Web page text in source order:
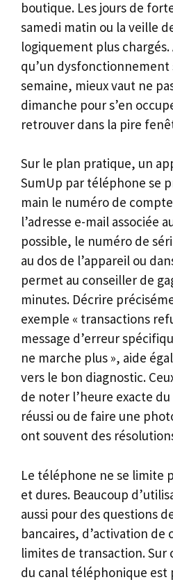
boutique. Les jours de
samedi matin ou la veille
logiquement plus
qu’un dysfonctionnement
semaine, mieux vaut ne
dimanche pour s’en
retrouver dans la pire
Sur le plan pratique, un
SumUp par téléphone se
main le numéro de
l’adresse e-mail associée
possible, le numéro de
au dos de l’appareil ou
permet au conseiller de
minutes. Décrire
exemple « transactions
message d’erreur
ne marche plus », aide
vers le bon diagnostic.
de noter l’heure exacte
réussi ou de faire une
ont souvent des
Le téléphone ne se limite
et dures. Beaucoup
aussi pour des questions
bancaires, d’activation de
limites de transaction. Sur
du canal téléphonique est